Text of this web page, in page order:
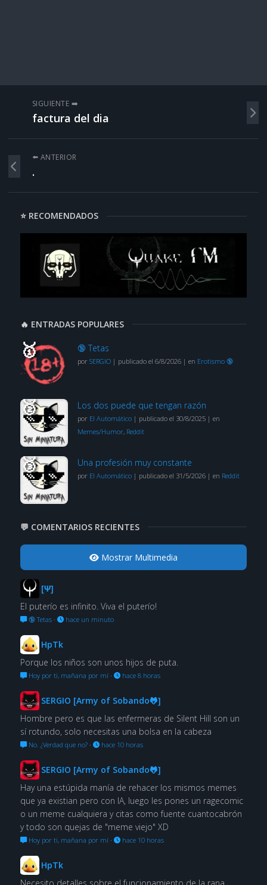
SIGUIENTE ➡️
factura del dia
⬅️ ANTERIOR
.
⭐ RECOMENDADOS
🔥 ENTRADAS POPULARES
🔞 Tetas
por SERGIO| publicado el 6/8/2026| en Erotismo 🔞
Los dos puede que tengan razón
por El Automático| publicado el 30/8/2025| en
Memes/Humor, Reddit
Una profesión muy constante
por El Automático| publicado el 31/5/2026| en Reddit
💬 COMENTARIOS RECIENTES
Mostrar Multimedia
[Ψ]
El puterío es infinito. Viva el puterío!
🔞 Tetas· hace un minuto
HpTk
Porque los niños son unos hijos de puta.
Hoy por ti, mañana por mí· hace 8 horas
SERGIO [Army of Sobando🐸]
Hombre pero es que las enfermeras de Silent Hill son un
sí rotundo, solo necesitas una bolsa en la cabeza
No. ¿Verdad que no?· hace 10 horas
SERGIO [Army of Sobando🐸]
Hay una estúpida manía de rehacer los mismos memes
que ya existian pero con IA, luego les pones un ragecomic
o un meme cualquiera y citas como fuente cuantocabrón
y todo son quejas de "meme viejo" XD
Hoy por ti, mañana por mí· hace 10 horas
HpTk
Necesito detalles sobre el funcionamiento de la rana.